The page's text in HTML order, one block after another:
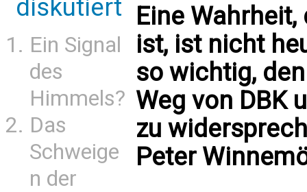
diskutiert
Ein Signal
des
Himmels?
Das
Schweige
n der
Eine
ist, ist nicht
so wichtig,
Weg von DBK
zu
Peter